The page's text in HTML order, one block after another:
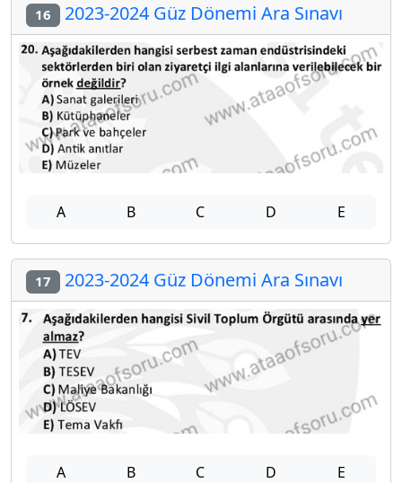
16 2023-2024 Güz Dönemi Ara Sınavı
A B C D E
17 2023-2024 Güz Dönemi Ara Sınavı
A B C D E